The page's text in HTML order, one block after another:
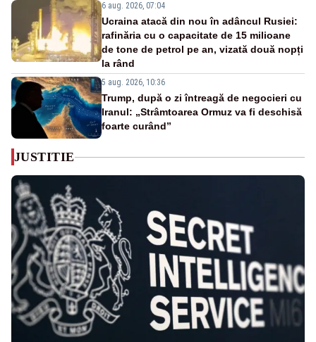
6 aug. 2026, 07:04
Ucraina atacă din nou în adâncul Rusiei:
rafinăria cu o capacitate de 15 milioane
de tone de petrol pe an, vizată două nopți
la rând
5 aug. 2026, 10:36
Trump, după o zi întreagă de negocieri cu
Iranul: „Strâmtoarea Ormuz va fi deschisă
foarte curând”
JUSTITIE